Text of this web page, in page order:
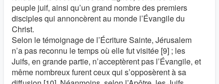
peuple juif, ainsi qu’un grand nombre des premiers
disciples qui annoncèrent au monde l’Évangile du
Christ.
Selon le témoignage de l’Écriture Sainte, Jérusalem
n’a pas reconnu le temps où elle fut visitée [9] ; les
Juifs, en grande partie, n’acceptèrent pas l’Évangile, et
même nombreux furent ceux qui s’opposèrent à sa